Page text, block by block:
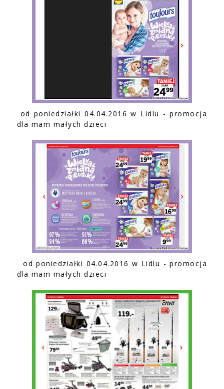
od poniedziałki 04.04.2016 w Lidlu - promocja
dla mam małych dzieci
od poniedziałki 04.04.2016 w Lidlu - promocja
dla mam małych dzieci